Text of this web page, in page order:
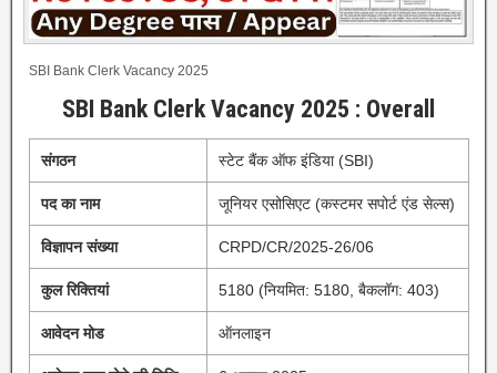
SBI Bank Clerk Vacancy 2025
SBI Bank Clerk Vacancy 2025 : Overall
संगठन स्टेट बैंक ऑफ इंडिया (SBI)
पद का नाम जूनियर एसोसिएट (कस्टमर सपोर्ट एंड सेल्स)
विज्ञापन संख्या CRPD/CR/2025-26/06
कुल रिक्तियां 5180 (नियमित: 5180, बैकलॉग: 403)
आवेदन मोड ऑनलाइन